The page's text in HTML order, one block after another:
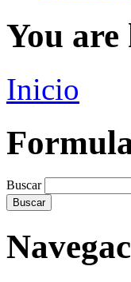
You are
Inicio
Buscar